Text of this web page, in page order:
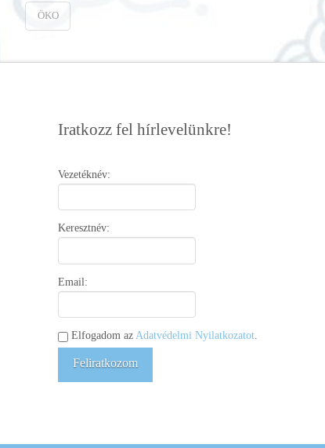
ÖKO
Iratkozz fel hírlevelünkre!
Vezetéknév:
Keresztnév:
Email:
Elfogadom azAdatvédelmi Nyilatkozatot.
Feliratkozom